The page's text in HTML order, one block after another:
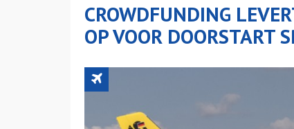
CROWDFUNDING
OP VOOR DOORSTART